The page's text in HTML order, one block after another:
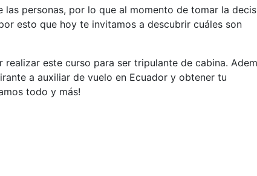
personas, por lo que al momento de tomar la
esto que hoy te invitamos a descubrir cuáles son
este curso para ser tripulante de cabina.
a auxiliar de vuelo en Ecuador y obtener tu
todo y más!